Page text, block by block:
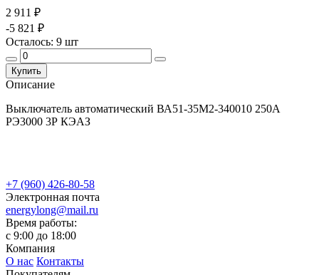
2 911 ₽
-5 821 ₽
Осталось: 9 шт
Купить
Описание
Выключатель автоматический ВА51-35М2-340010 250А
РЭ3000 3Р КЭАЗ
+7 (960) 426-80-58
Электронная почта
energylong@mail.ru
Время работы:
c 9:00 до 18:00
Компания
О нас Контакты